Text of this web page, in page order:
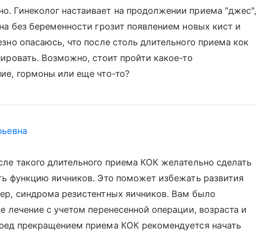
Гинеколог настаивает на продолжении приема "джес",
без беременности грозит появлением новых кист и
опасаюсь, что после столь длительного приема кок
Возможно, стоит пройти какое-то
гормоны или еще что-то?
такого длительного приема КОК желательно сделать
функцию яичников. Это поможет избежать развития
синдрома резистентных яичников. Вам было
лечение с учетом перенесенной операции, возраста и
прекращением приема КОК рекомендуется начать